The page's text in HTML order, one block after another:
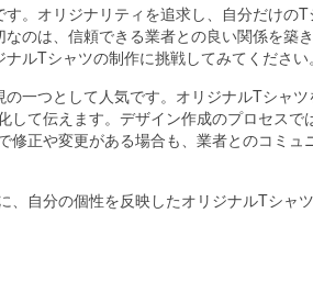
。オリジナリティを追求し、自分だけのT
のは、信頼できる業者との良い関係を築き
ルTシャツの制作に挑戦してみてください。
一つとして人気です。オリジナルTシャツ
て伝えます。デザイン作成のプロセスでは
修正や変更がある場合も、業者とのコミュ
、自分の個性を反映したオリジナルTシャ